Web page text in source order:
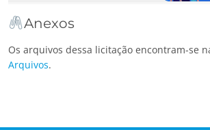
Anexos
Os arquivos dessa licitação encontram-se
Arquivos.